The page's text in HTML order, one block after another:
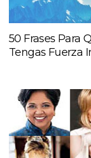
50 Frases Para
Tengas Fuerza